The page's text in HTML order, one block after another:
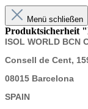
Menü schließen
Produktsicherheit
ISOL WORLD BCN
Consell de Cent,
08015 Barcelona
SPAIN